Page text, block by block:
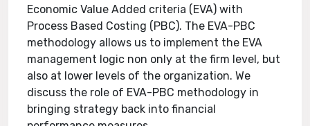
Economic Value Added criteria (EVA) with
Process Based Costing (PBC). The EVA-PBC
methodology allows us to implement the EVA
management logic non only at the firm level, but
also at lower levels of the organization. We
discuss the role of EVA-PBC methodology in
bringing strategy back into financial